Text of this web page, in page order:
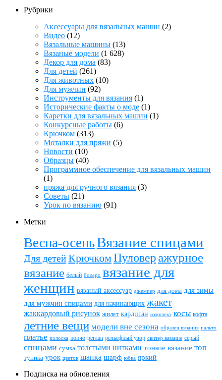
Рубрики
Аксессуары для вязальных машин (2)
Видео (12)
Вязальные машины (13)
Вязаные модели (1 628)
Декор для дома (83)
Для детей (261)
Для животных (10)
Для мужчин (92)
Инструменты для вязания (1)
Исторические факты о моде (1)
Каретки для вязальных машин (1)
Конкурсные работы (6)
Крючком (313)
Моталки для пряжи (5)
Новости (10)
Образцы (40)
Программное обеспечение для вязальных машин
(1)
пряжа для ручного вязания (3)
Советы (21)
Урок по вязанию (91)
Метки
Весна-осеньВязание спицами
Для детейКрючкомПуловер ажурное
вязание белый болеро вязание для
женщин вязаный аксессуар джемпер для дома для зимы
для мужчин спицами для начинающих жакет
жаккардовый рисунок жилет кардиган комплект косы кофта
летние вещи модели вне сезона образец вязания пальто
платье полоска пончо реглан рельефный узор свитер вязание серый
спицами сумка толстыми нитками тонкое вязание топ
туника урок цветок шапка шарф юбка яркий
Подписка на обновления